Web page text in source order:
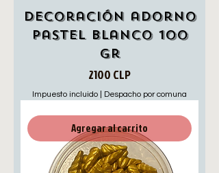
Decoración adorno
pastel blanco 100
gr
Precio
2100 CLP
Impuesto incluido Despacho por comuna
Agregar al carrito